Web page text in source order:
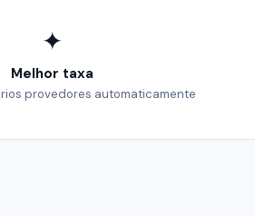
✦
Melhor taxa
provedores automaticamente